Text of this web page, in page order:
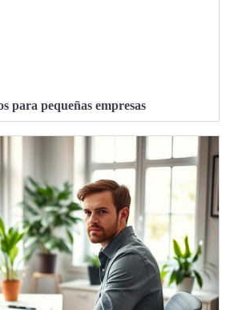
para pequeñas empresas